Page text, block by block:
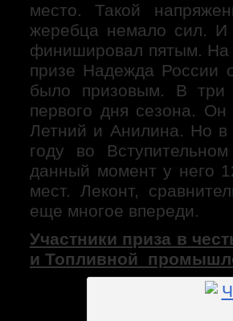
место. Такой
жеребца немало сил.
финишировал пятым. На
призе Надежда России
было призовым. В три
первого дня сезона.
Летний и Анилина. Но в
году во
данный момент у него
мест. Леконт,
еще многое впереди.
Участники приза в
и Топливной